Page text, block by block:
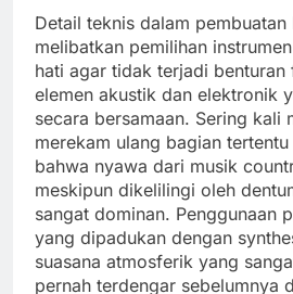
Detail teknis dalam
melibatkan pemilihan
hati agar tidak terjadi benturan
elemen akustik dan elektronik
secara bersamaan. Sering kali
merekam ulang bagian
bahwa nyawa dari musik
meskipun dikelilingi oleh
sangat dominan. Penggunaan
yang dipadukan dengan
suasana atmosferik yang
pernah terdengar sebelumnya